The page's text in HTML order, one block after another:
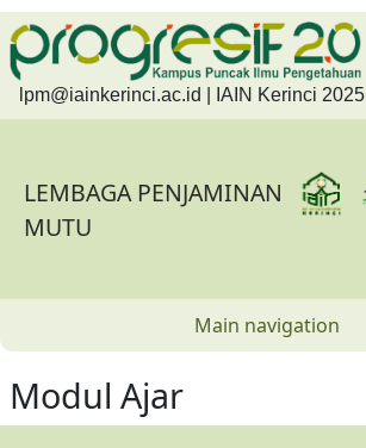
Skip to main content
lpm@iainkerinci.ac.id | IAIN Kerinci 2025
LEMBAGA PENJAMINAN
MUTU
Main navigation
Modul Ajar